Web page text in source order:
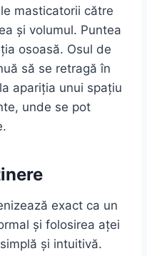
masticatorii către
și volumul. Puntea
osoasă. Osul de
să se retragă în
apariția unui spațiu
unde se pot
exact ca un
și folosirea aței
și intuitivă.